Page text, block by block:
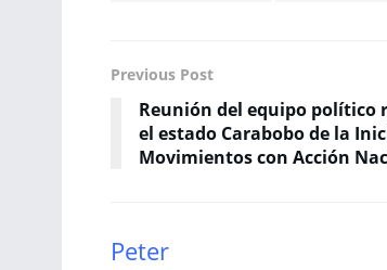
Previous Post
Reunión del equipo político
el estado Carabobo de la
Movimientos con Acción
Peter